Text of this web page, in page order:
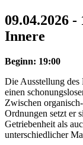
09.04.2026
Innere
Beginn: 19:00
Die Ausstellung
einen
Zwischen
Ordnungen setzt er
Getriebenheit als
unterschiedlicher